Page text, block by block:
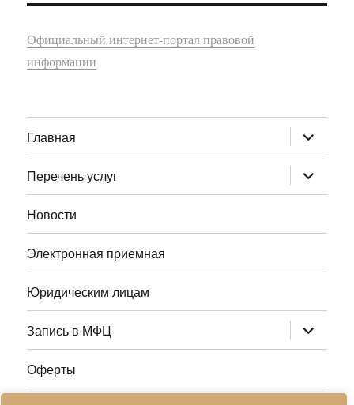
Официальный интернет-портал правовой
информации
Главная раскрыть
дочернее
меню
Перечень услуг
раскрыть
дочернее
меню
Новости
Электронная приемная
Юридическим лицам
Запись в МФЦ раскрыть
дочернее
меню
Оферты